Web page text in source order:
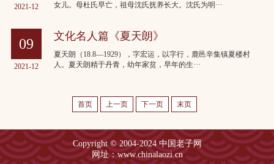
2021-12
女儿。母杜氏早亡，祖母沈氏抚养长大。沈氏为明···
09
2021-12
文化名人篇《夏天朗》
夏天朗（18.8—1929），字宏运，以字行，鹿邑辛集镇夏楼村
人。夏天朗精于丹青，幼年家贫，早年的生···
首页 上一页 下一页 末页
Copyright © 2004-2024 中国老子网
网址：www.chinalaozi.cn